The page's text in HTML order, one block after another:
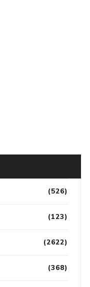
(526)
(123)
(2622)
(368)